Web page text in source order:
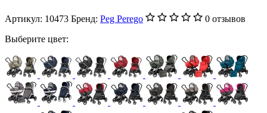
Артикул: 10473 Бренд: Peg Perego
0 отзывов
Выберите цвет: